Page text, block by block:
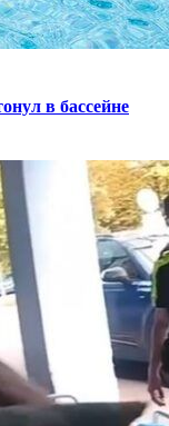
в бассейне